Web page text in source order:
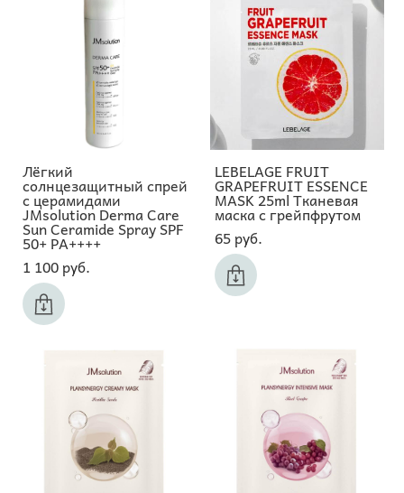
Лёгкий
солнцезащитный спрей
с церамидами
JMsolution Derma Care
Sun Ceramide Spray SPF
50+ PA++++
1 100 pуб.
LEBELAGE FRUIT
GRAPEFRUIT ESSENCE
MASK 25ml Тканевая
маска с грейпфрутом
65 pуб.